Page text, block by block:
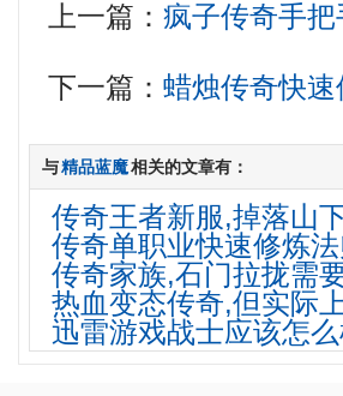
上一篇：疯子传奇手
下一篇：蜡烛传奇快
与精品蓝魔相关的文章有：
传奇王者新服,掉落山
传奇单职业快速修炼
传奇家族,石门拉拢需
热血变态传奇,但实际
迅雷游戏战士应该怎